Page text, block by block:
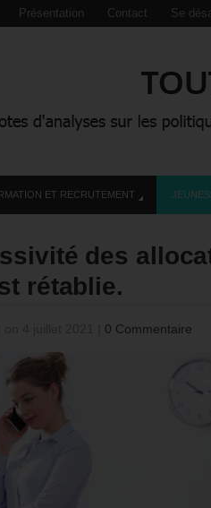
Présentation Contact Se
ET RECRUTEMENT
des
rétablie.
0 Commentaire